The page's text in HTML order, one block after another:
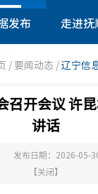
发布 走进抚
/ 要闻动态 /辽宁信
召开会议 许
讲话
发布日期：2026-05-
【关闭】